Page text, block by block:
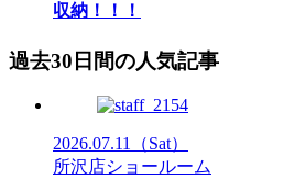
収納！！！
過去30日間の人気記事
2026.07.11
（Sat）
所沢店ショールーム